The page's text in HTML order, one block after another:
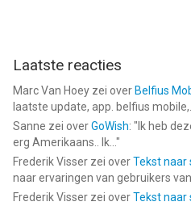
Laatste reacties
Marc Van Hoey zei over Belfius
laatste update, app. belfius mobile,...
Sanne zei overGoWish: " Ik heb
erg Amerikaans.. Ik... "
Frederik Visser zei overTekst naar
naar ervaringen van gebruikers van
Frederik Visser zei overTekst naar